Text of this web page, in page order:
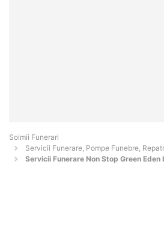
Soimii Funerari
Servicii Funerare, Pompe Funebre,
Servicii Funerare Non Stop Green